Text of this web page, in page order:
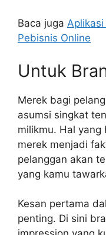
Baca juga
Pebisnis Online
Untuk
Merek bagi
asumsi singkat
milikmu. Hal yang
merek menjadi
pelanggan akan
yang kamu
Kesan pertama
penting. Di sini